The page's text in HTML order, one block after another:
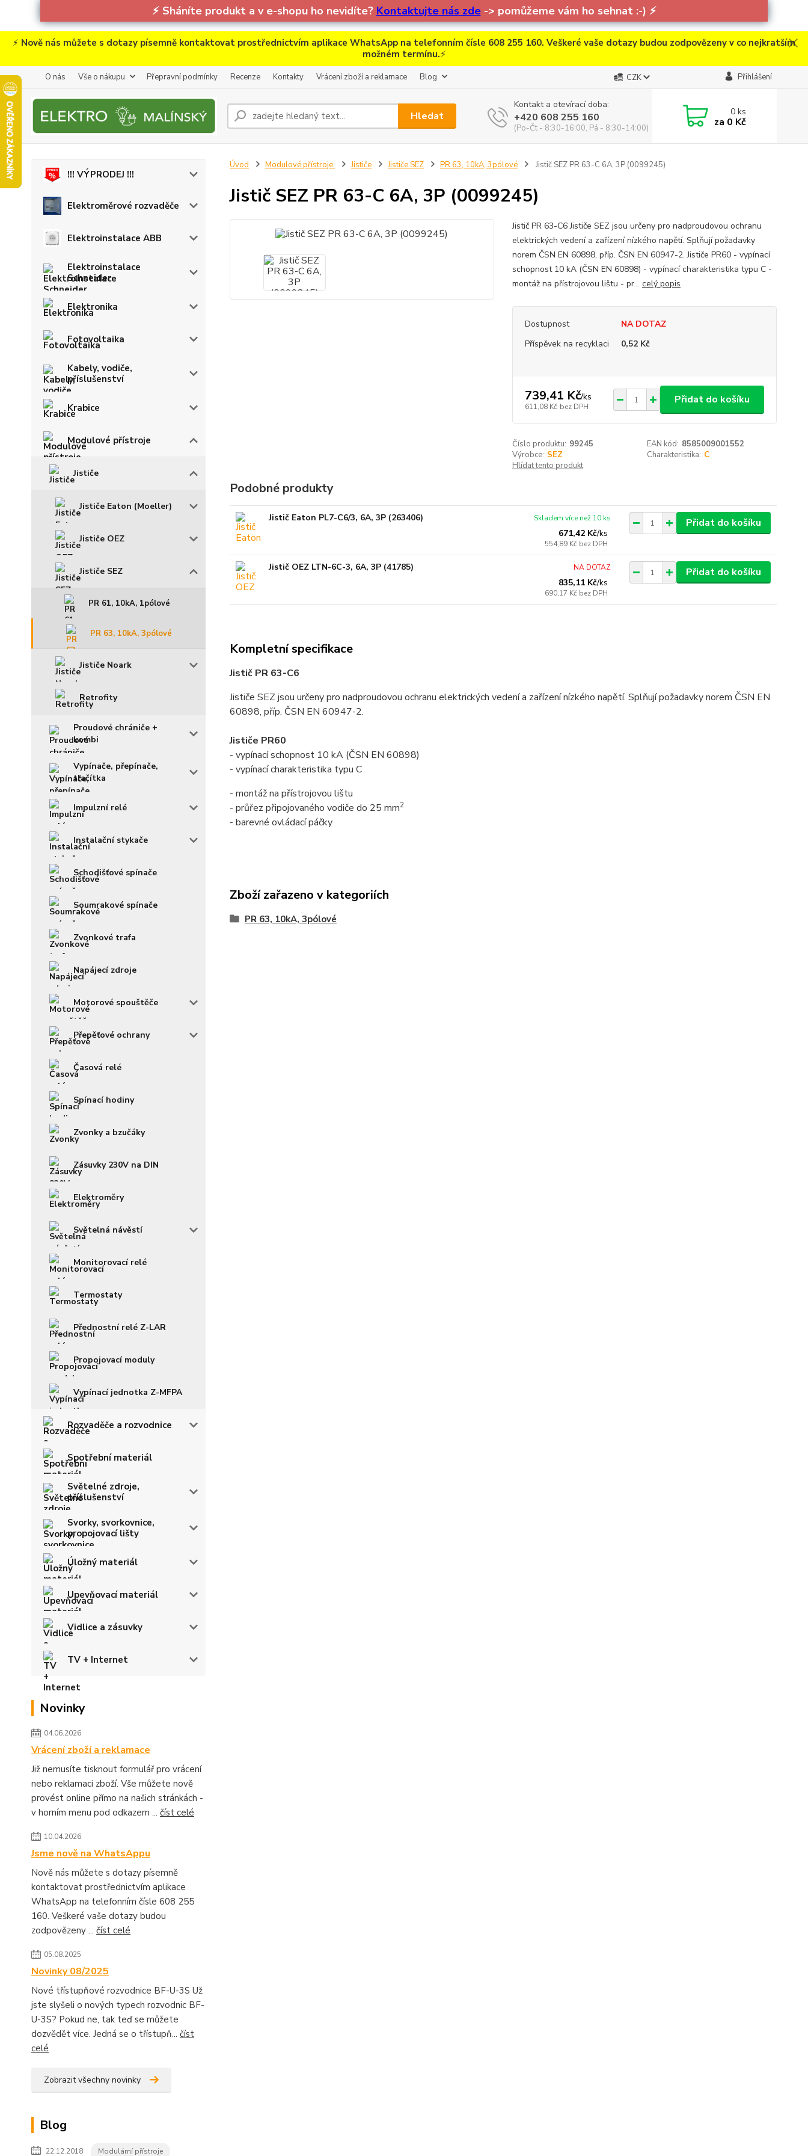
⚡ Sháníte produkt a v e-shopu ho nevidíte? Kontaktujte nás zde-> pomůžeme vám ho sehnat :-) ⚡
⚡ Nově nás můžete s dotazy písemně kontaktovat prostřednictvím aplikace WhatsApp na telefonním čísle 608 255 160. Veškeré vaše dotazy budou zodpovězeny v co nejkratším
možném termínu.⚡
O nás Vše o nákupu Přepravní podmínky Recenze Kontakty Vrácení zboží a reklamace Blog CZK Přihlášení
Hledat
Kontakt a otevírací doba:
+420 608 255 160
(Po-Čt - 8:30-16:00, Pá - 8:30-14:00)
0ks
za 0 Kč
!!! VÝPRODEJ !!!
Elektroměrové rozvaděče
Elektroinstalace ABB
Elektroinstalace
Schneider
Elektronika
Fotovoltaika
Kabely, vodiče,
příslušenství
Krabice
Modulové přístroje
Jističe
Jističe Eaton (Moeller)
Jističe OEZ
Jističe SEZ
PR 61, 10kA, 1pólové
PR 63, 10kA, 3pólové
Jističe Noark
Retrofity
Proudové chrániče +
kombi
Vypínače, přepínače,
tlačítka
Impulzní relé
Instalační stykače
Schodišťové spínače
Soumrakové spínače
Zvonkové trafa
Napájecí zdroje
Motorové spouštěče
Přepěťové ochrany
Časová relé
Spínací hodiny
Zvonky a bzučáky
Zásuvky 230V na DIN
Elektroměry
Světelná návěstí
Monitorovací relé
Termostaty
Přednostní relé Z-LAR
Propojovací moduly
Vypínací jednotka Z-MFPA
Rozvaděče a rozvodnice
Spotřební materiál
Světelné zdroje,
příslušenství
Svorky, svorkovnice,
propojovací lišty
Úložný materiál
Upevňovací materiál
Vidlice a zásuvky
TV + Internet
Novinky
04.06.2026
Vrácení zboží a reklamace
Již nemusíte tisknout formulář pro vrácení
nebo reklamaci zboží. Vše můžete nově
provést online přímo na našich stránkách -
v horním menu pod odkazem ... číst celé
10.04.2026
Jsme nově na WhatsAppu
Nově nás můžete s dotazy písemně
kontaktovat prostřednictvím aplikace
WhatsApp na telefonním čísle 608 255
160. Veškeré vaše dotazy budou
zodpovězeny ... číst celé
05.08.2025
Novinky 08/2025
Nové třístupňové rozvodnice BF-U-3S Už
jste slyšeli o nových typech rozvodnic BF-
U-3S? Pokud ne, tak teď se můžete
dozvědět více. Jedná se o třístupň... číst
celé
Zobrazit všechny novinky
Blog
22.12.2018 Modulární přístroje
Úvod Modulové přístroje Jističe Jističe SEZ PR 63, 10kA, 3pólové Jistič SEZ PR 63-C 6A, 3P (0099245)
Jistič SEZ PR 63-C 6A, 3P (0099245)
Jistič PR 63-C6 Jističe SEZ jsou určeny pro nadproudovou ochranu
elektrických vedení a zařízení nízkého napětí. Splňují požadavky
norem ČSN EN 60898, příp. ČSN EN 60947-2. Jističe PR60 - vypínací
schopnost 10 kA (ČSN EN 60898) - vypínací charakteristika typu C -
montáž na přístrojovou lištu - pr... celý popis
Dostupnost
NA DOTAZ
Příspěvek na recyklaci
0,52 Kč
739,41 Kč/ks
611,08 Kč bez DPH
Přidat do košíku
Číslo produktu: 99245 EAN kód: 8585009001552
Výrobce: SEZ Charakteristika: C
Hlídat tento produkt
Podobné produkty
Jistič Eaton PL7-C6/3, 6A, 3P (263406)
671,42 Kč/ks
554,89 Kč bez DPH
Skladem více než 10 ks Přidat do košíku
Jistič OEZ LTN-6C-3, 6A, 3P (41785)
835,11 Kč/ks
690,17 Kč bez DPH
NA DOTAZ Přidat do košíku
Kompletní specifikace
Jistič PR 63-C6
Jističe SEZ jsou určeny pro nadproudovou ochranu elektrických vedení a zařízení nízkého napětí. Splňují požadavky norem ČSN EN
60898, příp. ČSN EN 60947-2.
Jističe PR60
- vypínací schopnost 10 kA (ČSN EN 60898)
- vypínací charakteristika typu C
- montáž na přístrojovou lištu
- průřez připojovaného vodiče do 25 mm2
- barevné ovládací páčky
Zboží zařazeno v kategoriích
PR 63, 10kA, 3pólové